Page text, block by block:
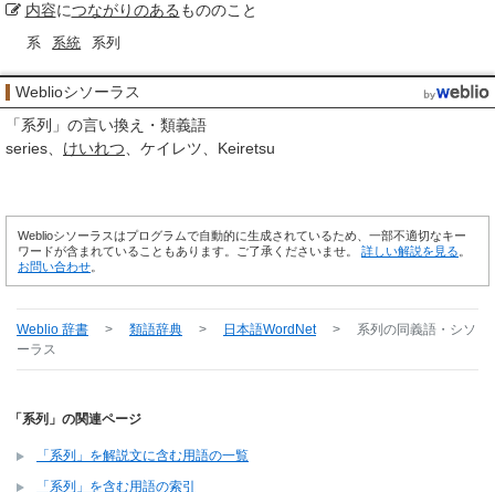
内容につながりのある もののこと
系 系統 系列
Weblioシソーラス
「系列 」の言い換え・類義語
series
けいれつ ケイレツ Keiretsu
Weblioシソーラスはプログラムで自動的に生成されているため、一部不適切なキー
ワードが含まれていることもあります。ご了承くださいませ。 詳しい解説を見る
お問い合わせ
Weblio 辞書 > 類語辞典 > 日本語WordNet > 系列の同義語・シソ
ーラス
「系列」の関連ページ
「系列」を解説文に含む用語の一覧
「系列」を含む用語の索引